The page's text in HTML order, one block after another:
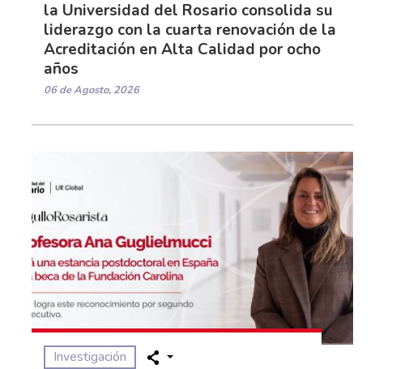
la Universidad del Rosario consolida su
liderazgo con la cuarta renovación de la
Acreditación en Alta Calidad por ocho
años
06 de Agosto, 2026
Investigación